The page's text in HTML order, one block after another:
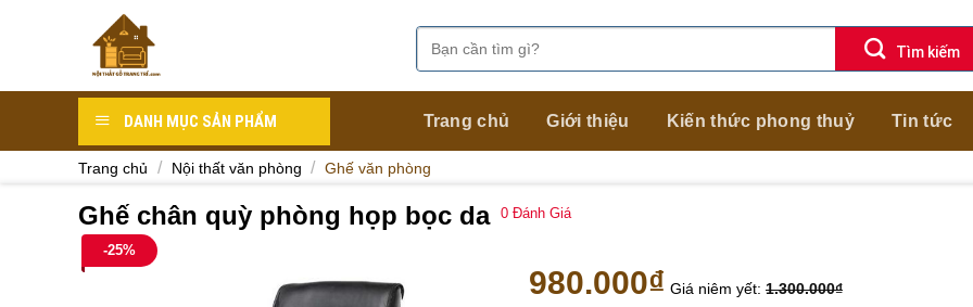
Tìm
kiếm:
DANH MỤC SẢN PHẨM Trang chủ Giới thiệu Kiến thức phong thuỷ Tin tức
Trang chủ / Nội thất văn phòng / Ghế văn phòng
Ghế chân quỳ phòng họp bọc da 0 Đánh Giá
-25%
980.000₫ Giá niêm yết: 1.300.000₫